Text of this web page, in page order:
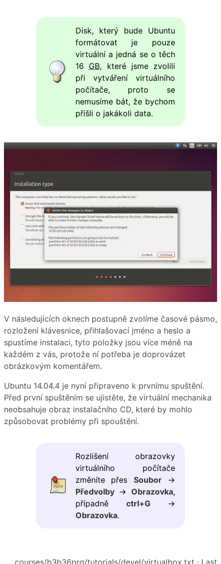
Disk, který bude Ubuntu
formátovat je pouze
virtuální a jedná se o těch
16 GB, které jsme zvolili
při vytváření virtuálního
počítače, proto se
nemusíme bát, že bychom
přišli o jakákoli data.
V následujících oknech postupně zvolíme časové pásmo,
rozložení klávesnice, přihlašovací jméno a heslo a
spustíme instalaci, tyto položky jsou více méně na
každém z vás, protože ní potřeba je doprovázet
obrázkovým komentářem.
Ubuntu 14.04.4 je nyní připraveno k prvnímu spuštění.
Před první spuštěním se ujistěte, že virtuální mechanika
neobsahuje obraz instalačního CD, které by mohlo
způsobovat problémy při spouštění.
Rozlišení obrazovky
virtuálního počítače
změníte přes Soubor→
Předvolby→Obrazovka,
případně ctrl+G→
Obrazovka.
courses/b3b36prg/tutorials/devel/virtualbox.txt · Last